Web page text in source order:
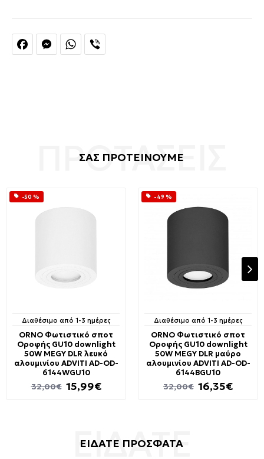
FacebookMessengerWhatsApp
ΣΑΣ ΠΡΟΤΕΙΝΟΥΜΕ
-50 %
Διαθέσιμο από 1-3 ημέρες
ORNO Φωτιστικό σποτ
Οροφής GU10 downlight
50W MEGY DLR λευκό
αλουμινίου ADVITI AD-OD-
6144WGU10
15,99€
32,00€
-49 %
Διαθέσιμο από 1-3 ημέρες
ORNO Φωτιστικό σποτ
Οροφής GU10 downlight
50W MEGY DLR μαύρο
αλουμινίου ADVITI AD-OD-
6144BGU10
16,35€
32,00€
ΕΙΔΑΤΕ ΠΡΟΣΦΑΤΑ